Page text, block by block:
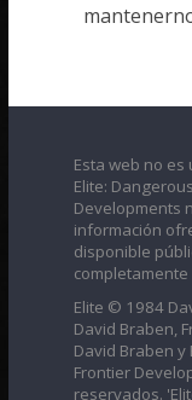
Esta web no
Elite:
Developments
información
disponible
completamente
Elite © 1984
David Braben,
David Braben
Frontier
reservados.